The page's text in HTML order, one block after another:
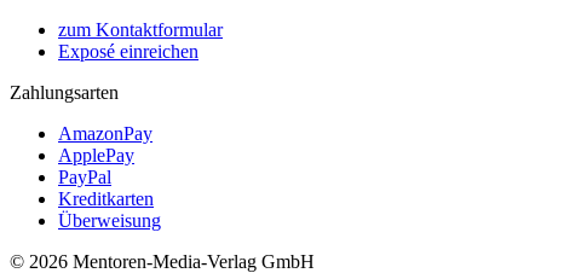
zum Kontaktformular
Exposé einreichen
Zahlungsarten
AmazonPay
ApplePay
PayPal
Kreditkarten
Überweisung
© 2026 Mentoren-Media-Verlag GmbH